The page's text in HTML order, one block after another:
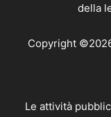
della
Copyright
Le attività